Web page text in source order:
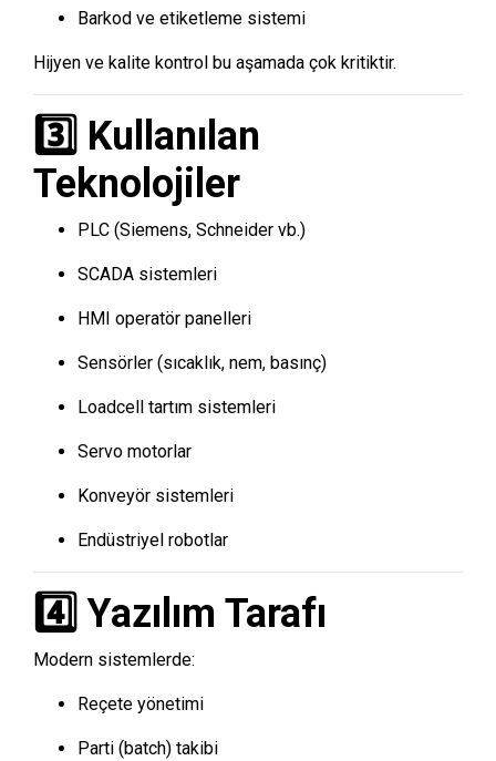
Barkod ve etiketleme sistemi
Hijyen ve kalite kontrol bu aşamada çok kritiktir.
3️⃣ Kullanılan
Teknolojiler
PLC (Siemens, Schneider vb.)
SCADA sistemleri
HMI operatör panelleri
Sensörler (sıcaklık, nem, basınç)
Loadcell tartım sistemleri
Servo motorlar
Konveyör sistemleri
Endüstriyel robotlar
4️⃣ Yazılım Tarafı
Modern sistemlerde:
Reçete yönetimi
Parti (batch) takibi